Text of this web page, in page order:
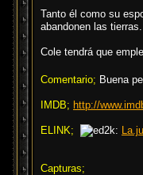
Tanto él como su
abandonen las tierras.
Cole tendrá que
Comentario; Buena
IMDB; http://
ELINK;
Capturas;